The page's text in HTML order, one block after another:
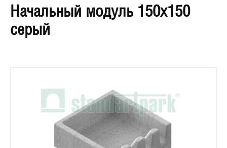
Начальный модуль 150х150
серый